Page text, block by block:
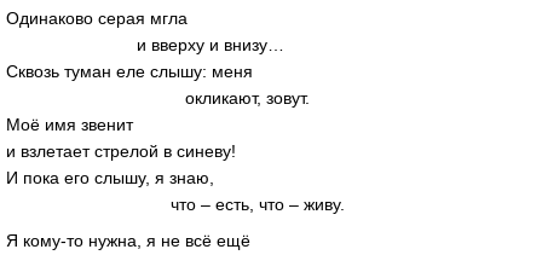
Одинаково серая мгла
и вверху и внизу…
Сквозь туман еле слышу: меня
окликают, зовут.
Моё имя звенит
и взлетает стрелой в синеву!
И пока его слышу, я знаю,
что – есть, что – живу.
Я кому-то нужна, я не всё ещё